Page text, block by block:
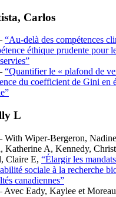
Carlos
“Au-delà des compétences
éthique prudente pour
”
“Quantifier le « plafond de
du coefficient de Gini en
”
L
Wiper-Bergeron,
Katherine A, Kennedy,
Claire E, “Élargir les
sociale à la recherche
canadiennes”
Eady, Kaylee et